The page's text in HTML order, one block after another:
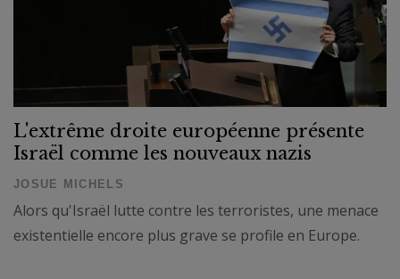
L'extrême droite européenne présente
Israël comme les nouveaux nazis
JOSUE MICHELS
Alors qu'Israël lutte contre les terroristes, une menace
existentielle encore plus grave se profile en Europe.